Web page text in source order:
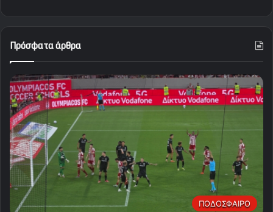
Πρόσφατα άρθρα
ΠΟΔΟΣΦΑΙΡΟ